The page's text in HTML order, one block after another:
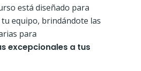
está diseñado para
equipo, brindándote las
para
excepcionales a tus